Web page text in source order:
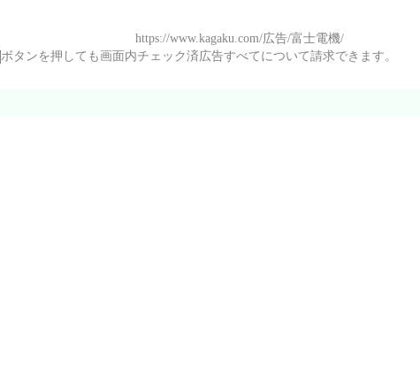
https://www.kagaku.com/広告/富士電機/
ボタンを押しても画面内チェック済広告すべてについて請求できます。